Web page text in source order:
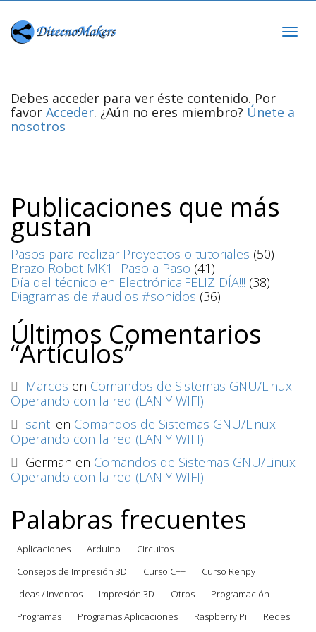
Debes acceder para ver éste contenido. Por
favor Acceder. ¿Aún no eres miembro? Únete a
nosotros
Publicaciones que más
gustan
Pasos para realizar Proyectos o tutoriales (50)
Brazo Robot MK1- Paso a Paso (41)
Día del técnico en Electrónica.FELIZ DÍA!!! (38)
Diagramas de #audios #sonidos (36)
Últimos Comentarios
“Artículos”
Marcos en Comandos de Sistemas GNU/Linux –
Operando con la red (LAN Y WIFI)
santi en Comandos de Sistemas GNU/Linux –
Operando con la red (LAN Y WIFI)
German en Comandos de Sistemas GNU/Linux –
Operando con la red (LAN Y WIFI)
Palabras frecuentes
Aplicaciones Arduino
Circuitos
Consejos de Impresión 3D
Curso C++
Curso Renpy
Ideas / inventos
Impresión 3D Otros
Programación
Programas
Programas Aplicaciones Raspberry Pi Redes